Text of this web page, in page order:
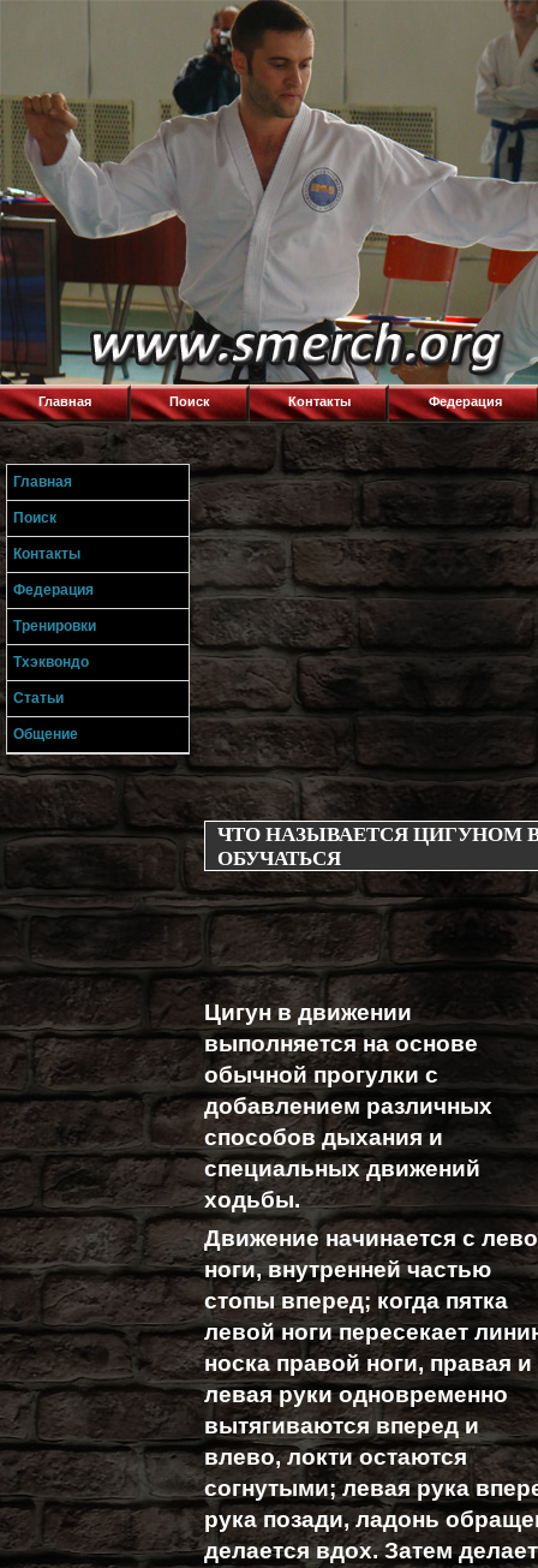
Главная Поиск Контакты Федерация
ЧТО НАЗЫВАЕТСЯ ЦИГУНОМ
ОБУЧАТЬСЯ
Цигун в движении
выполняется на основе
обычной прогулки с
добавлением различных
способов дыхания и
специальных движений
ходьбы.
Движение начинается с
ноги, внутренней частью
стопы вперед; когда пятка
левой ноги пересекает
носка правой ноги, правая и
левая руки одновременно
вытягиваются вперед и
влево, локти остаются
согнутыми; левая рука
рука позади, ладонь
делается вдох. Затем
Главная
Поиск
Контакты
Федерация
Тренировки
Тхэквондо
Статьи
Общение